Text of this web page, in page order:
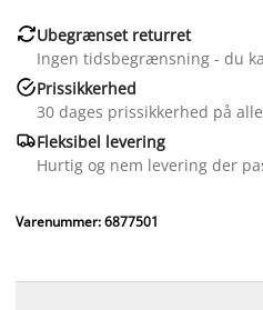
Ubegrænset returret
Ingen tidsbegrænsning - du
Prissikkerhed
30 dages prissikkerhed på
Fleksibel levering
Hurtig og nem levering der
Varenummer: 6877501